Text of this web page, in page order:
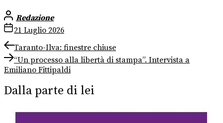
Redazione
21 Luglio 2026
Navigazione
articoli
Previous
post:
Taranto-Ilva: finestre chiuse
Next
post:
“Un processo alla libertà di stampa”. Intervista a
Emiliano Fittipaldi
Dalla parte di lei